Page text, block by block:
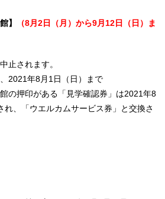
】
（8月2日（月）から9月12日（日）ま
止されます。
2021年8月1日（日）まで
の押印がある「見学確認券」は2021年8
れ、「ウエルカムサービス券」と交換さ